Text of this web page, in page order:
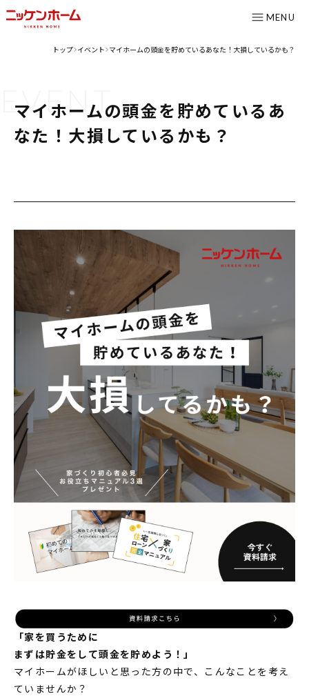
MENU
コンセプト
ニッケンホームの強み
アフターメンテナンス
こだわりのダイニング設計室
ゆとりの暮らし研究所
施工事例
家づくりの流れ
INFORMATION
イベント情報
スタッフブログ
住まいづくりのコラム
お客様の声
よくあるご質問
会社案内
スタッフ紹介
OBのお客様へ
MODEL HOUSE
モデルハウス一覧
本社モデルハウス
トップ イベント マイホームの頭金を貯めているあなた！大損しているかも？
マイホームの頭金を貯めているあ
なた！大損しているかも？
EVENT
「家を買うために
まずは貯金をして頭金を貯めよう！」
マイホームがほしいと思った方の中で、こんなことを考え
ていませんか？